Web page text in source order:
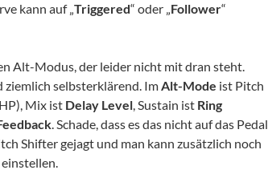
kann auf „Triggered“ oder „Follower“
Alt-Modus, der leider nicht mit dran steht.
ziemlich selbsterklärend. ImAlt-Mode ist Pitch
Mix ist Delay Level, Sustain ist Ring
. Schade, dass es das nicht auf das Pedal
Shifter gejagt und man kann zusätzlich noch